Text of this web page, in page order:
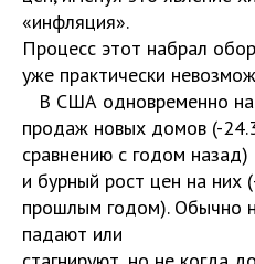
«инфляция».
Процесс этот набрал
уже практически
В США одновременно
продаж новых домов (-
сравнению с годом назад)
и бурный рост цен на них
прошлым годом). Обычно
падают или